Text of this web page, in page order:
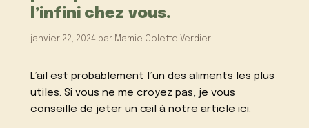
l’infini chez vous.
janvier 22, 2024 par Mamie Colette Verdier
L’ail est probablement l’un des aliments les plus
utiles. Si vous ne me croyez pas, je vous
conseille de jeter un œil à notre article ici.